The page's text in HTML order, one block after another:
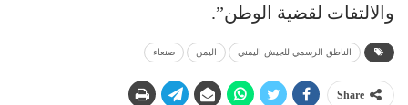
والالتفات لقضية الوطن”.
الناطق الرسمي للجيش اليمني اليمن صنعاء
Share